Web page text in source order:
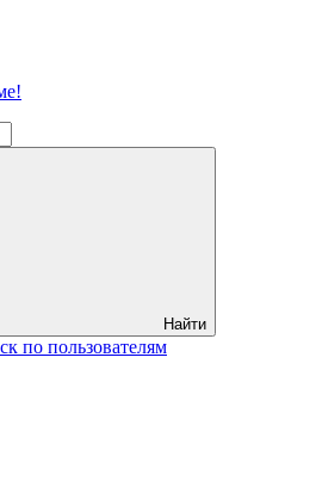
Найти
по пользователям